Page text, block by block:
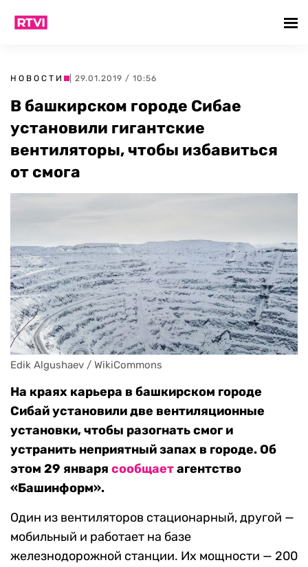
НОВОСТИ | 29.01.2019 / 10:56
В башкирском городе Сибае
установили гигантские
вентиляторы, чтобы избавиться
от смога
Edik Algushaev / WikiCommons
На краях карьера в башкирском городе
Сибай установили две вентиляционные
установки, чтобы разогнать смог и
устранить неприятный запах в городе. Об
этом 29 января сообщаетагентство
«Башинформ».
Один из вентиляторов стационарный, другой —
мобильный и работает на базе
железнодорожной станции. Их мощности — 200